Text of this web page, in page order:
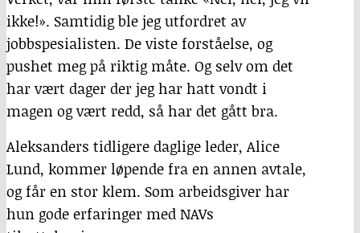
ikke!». Samtidig ble jeg utfordret av
jobbspesialisten. De viste forståelse, og
pushet meg på riktig måte. Og selv om det
har vært dager der jeg har hatt vondt i
magen og vært redd, så har det gått bra.
Aleksanders tidligere daglige leder, Alice
Lund, kommer løpende fra en annen avtale,
og får en stor klem. Som arbeidsgiver har
hun gode erfaringer med NAVs